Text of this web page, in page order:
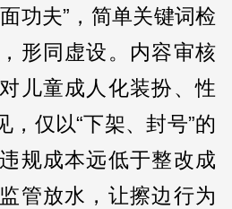
功夫”，简单关键词检
形同虚设。内容审核
儿童成人化装扮、性
，仅以“下架、封号”的
规成本远低于整改成
管放水，让擦边行为